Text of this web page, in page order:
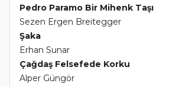
Pedro Paramo Bir Mihenk Taşı
Sezen Ergen Breitegger
Şaka
Erhan Sunar
Çağdaş Felsefede Korku
Alper Güngör